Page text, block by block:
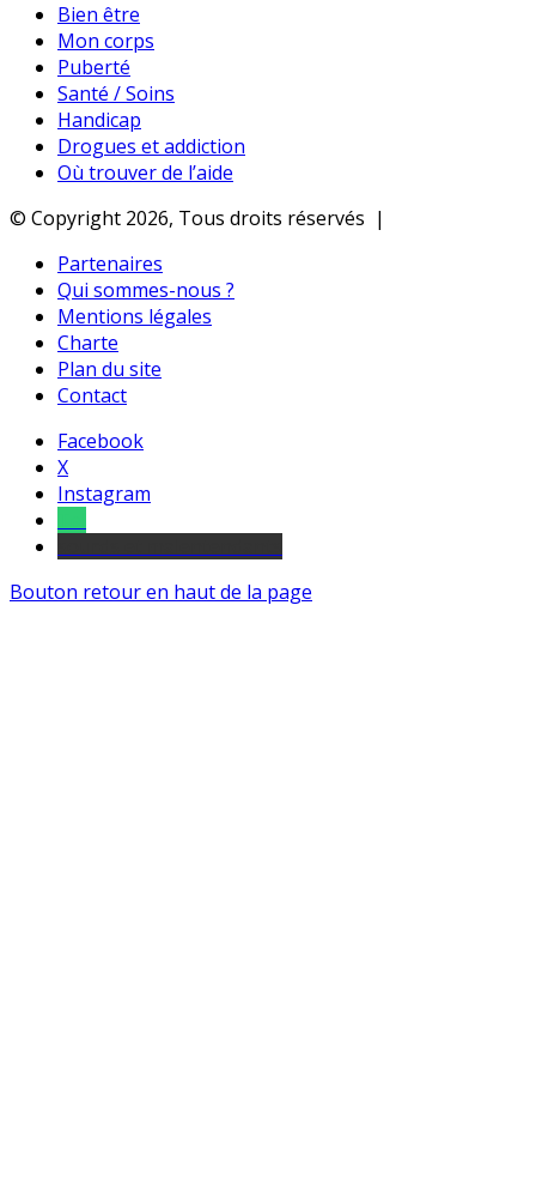
Bien être
Mon corps
Puberté
Santé / Soins
Handicap
Drogues et addiction
Où trouver de l’aide
© Copyright 2026, Tous droits réservés |
Partenaires
Qui sommes-nous ?
Mentions légales
Charte
Plan du site
Contact
Facebook
X
Instagram
Bouton retour en haut de la page